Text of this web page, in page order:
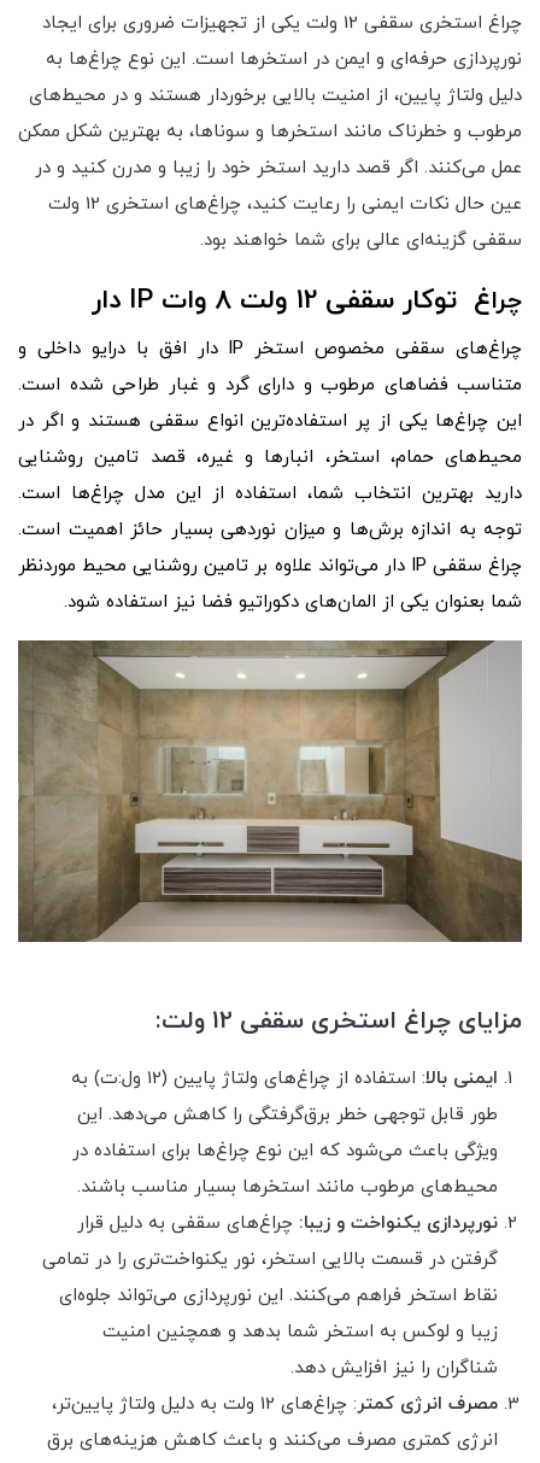
چراغ استخری سقفی 12 ولت یکی از تجهیزات ضروری برای ایجاد
نورپردازی حرفه‌ای و ایمن در استخرها است. این نوع چراغ‌ها به
دلیل ولتاژ پایین، از امنیت بالایی برخوردار هستند و در محیط‌های
مرطوب و خطرناک مانند استخرها و سوناها، به بهترین شکل ممکن
عمل می‌کنند. اگر قصد دارید استخر خود را زیبا و مدرن کنید و در
عین حال نکات ایمنی را رعایت کنید، چراغ‌های استخری 12 ولت
سقفی گزینه‌ای عالی برای شما خواهند بود.
چراغ توکار سقفی 12 ولت 8 وات IP دار
چراغ‌های سقفی مخصوص استخر IP دار افق با درایو داخلی و
متناسب فضاهای مرطوب و دارای گرد و غبار طراحی شده است.
این چراغ‌ها یکی از پر استفاده‌ترین انواع سقفی هستند و اگر در
محیط‌های حمام، استخر، انبارها و غیره، قصد تامین روشنایی
دارید بهترین انتخاب شما، استفاده از این مدل چراغ‌ها است.
توجه به اندازه برش‌ها و میزان نوردهی بسیار حائز اهمیت است.
چراغ سقفی IP دار می‌تواند علاوه بر تامین روشنایی محیط موردنظر
شما بعنوان یکی از المان‌های دکوراتیو فضا نیز استفاده شود.
مزایای چراغ استخری سقفی 12 ولت:
ایمنی بالا
: استفاده از چراغ‌های ولتاژ پایین (12 ول:ت) به
طور قابل توجهی خطر برق‌گرفتگی را کاهش می‌دهد. این
ویژگی باعث می‌شود که این نوع چراغ‌ها برای استفاده در
محیط‌های مرطوب مانند استخرها بسیار مناسب باشند.
نورپردازی یکنواخت و زیبا: چراغ‌های سقفی به دلیل قرار
گرفتن در قسمت بالایی استخر، نور یکنواخت‌تری را در تمامی
نقاط استخر فراهم می‌کنند. این نورپردازی می‌تواند جلوه‌ای
زیبا و لوکس به استخر شما بدهد و همچنین امنیت
شناگران را نیز افزایش دهد.
مصرف انرژی کمتر
: چراغ‌های 12 ولت به دلیل ولتاژ پایین‌تر،
انرژی کمتری مصرف می‌کنند و باعث کاهش هزینه‌های برق